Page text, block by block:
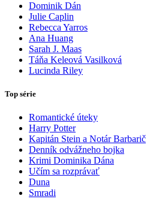
Dominik Dán
Julie Caplin
Rebecca Yarros
Ana Huang
Sarah J. Maas
Táňa Keleová Vasilková
Lucinda Riley
Top série
Romantické úteky
Harry Potter
Kapitán Stein a Notár Barbarič
Denník odvážneho bojka
Krimi Dominika Dána
Učím sa rozprávať
Duna
Smradi